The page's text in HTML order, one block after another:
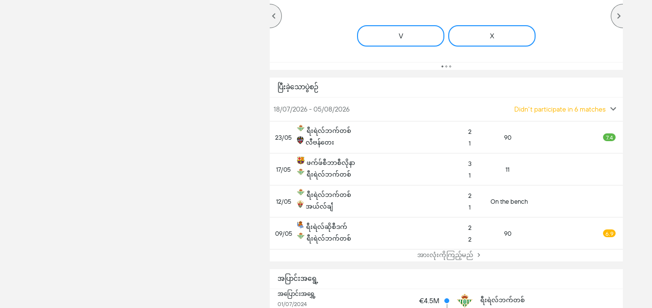
V X
ပြီးခဲ့သောပွဲစဉ်
18/07/2026 - 05/08/2026 Didn't participate in 6 matches
23/05
ရီးရဲလ်ဘက်တစ်
လီဗန်တေး
2
1
90 7.4
17/05
ဖက်ဖ်စီဘာစီလိုနာ
ရီးရဲလ်ဘက်တစ်
3
1
11
12/05
ရီးရဲလ်ဘက်တစ်
အယ်လ်ချီ
2
1
On the bench
09/05
ရီးရဲလ်ဆိုစီဒက်
ရီးရဲလ်ဘက်တစ်
2
2
90 6.9
အားလုံးကိုကြည့်မည်
အပြာင်းအရွေ့
အပြောင်းအရွှေ့
01/07/2024
€4.5M ရီးရဲလ်ဘက်တစ်